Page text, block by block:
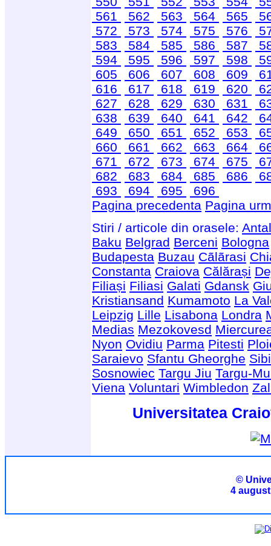
561
562 563 564 565
572
573 574 575 576
583
584 585 586 587
594
595 596 597 598
605
606 607 608 609
616
617 618 619 620
627
628 629 630 631
638
639 640 641 642
649
650 651 652 653
660
661 662 663 664
671
672 673 674 675
682
683 684 685 686
693
694 695
696
Pagina precedenta Pagina
Stiri / articole din orasele:
Baku Belgrad Berceni Bologna
Budapesta Buzau Cãlãrasi
Constanta Craiova Călărași
Filiași Filiasi Galati Gdansk
Kristiansand Kumamoto La
Leipzig Lille Lisabona Londra
Medias Mezokovesd
Nyon Ovidiu Parma Pitesti
Saraievo Sfantu Gheorghe
Sosnowiec Targu Jiu Targu-
Viena Voluntari Wimbledon
Universitatea
©
4